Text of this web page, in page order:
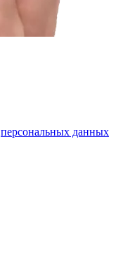
персональных данных